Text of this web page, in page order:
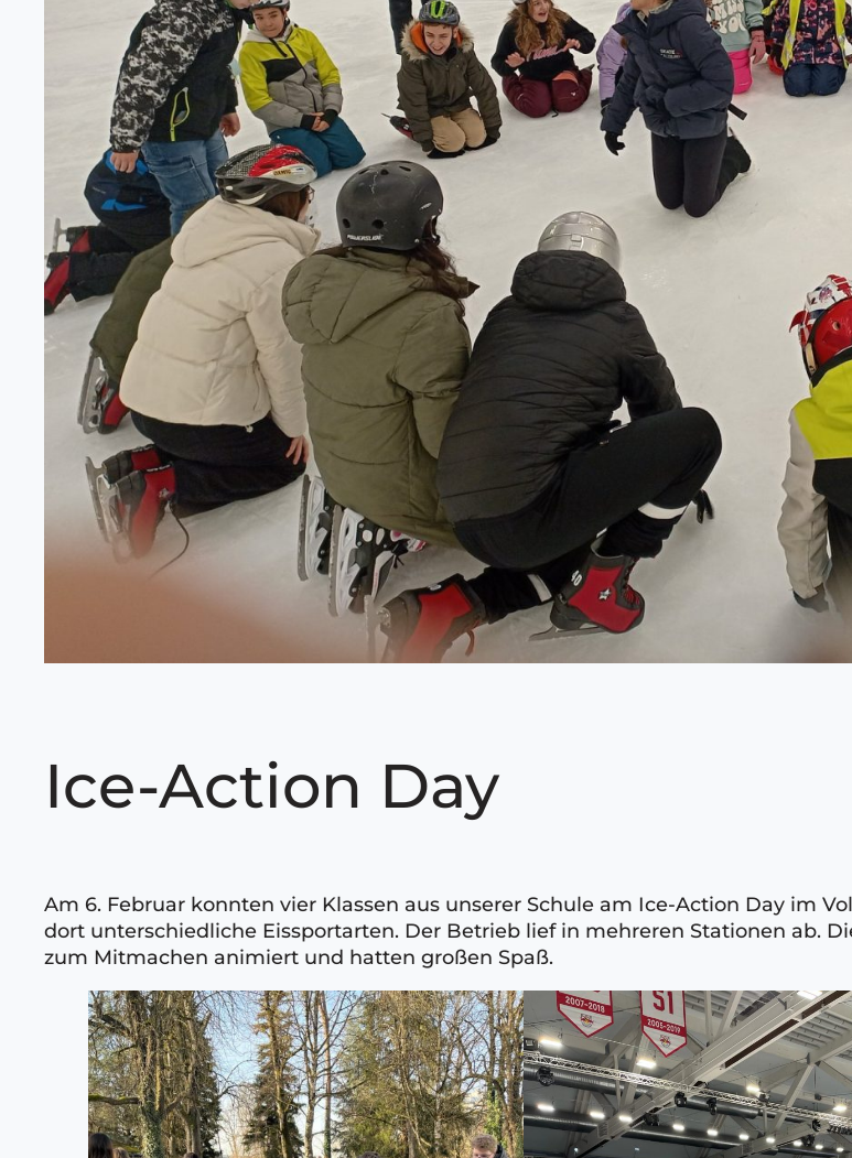
Ice-Action Day
Am 6. Februar konnten vier Klassen aus unserer Schule am Ice-Action Day im
dort unterschiedliche Eissportarten. Der Betrieb lief in mehreren Stationen ab.
zum Mitmachen animiert und hatten großen Spaß.